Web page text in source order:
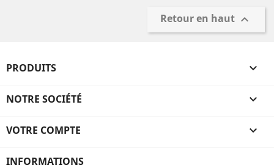
Retour en haut 
PRODUITS 
NOTRE SOCIÉTÉ 
VOTRE COMPTE 
INFORMATIONS